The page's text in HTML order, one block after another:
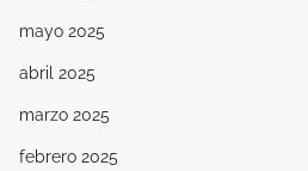
mayo 2025
abril 2025
marzo 2025
febrero 2025